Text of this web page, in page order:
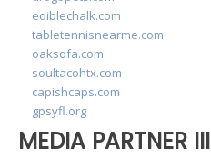
ediblechalk.com
tabletennisnearme.com
oaksofa.com
soultacohtx.com
capishcaps.com
gpsyfl.org
MEDIA PARTNER III